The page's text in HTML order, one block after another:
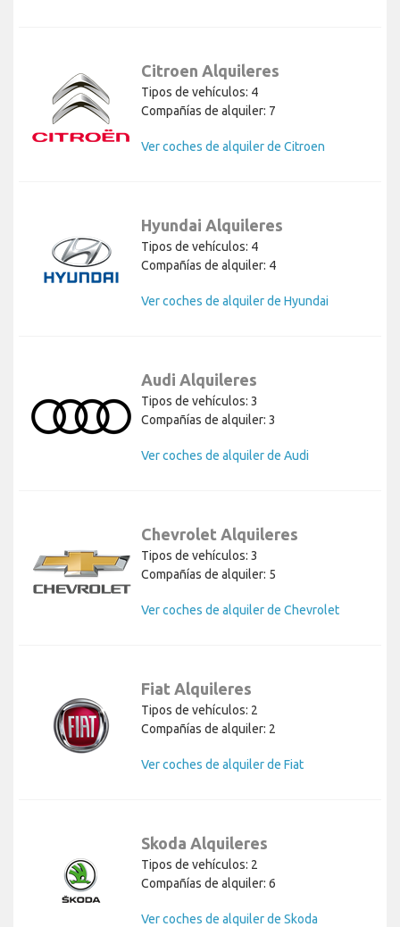
Citroen Alquileres
Tipos de vehículos: 4
Compañías de alquiler: 7
Ver coches de alquiler de Citroen
Hyundai Alquileres
Tipos de vehículos: 4
Compañías de alquiler: 4
Ver coches de alquiler de Hyundai
Audi Alquileres
Tipos de vehículos: 3
Compañías de alquiler: 3
Ver coches de alquiler de Audi
Chevrolet Alquileres
Tipos de vehículos: 3
Compañías de alquiler: 5
Ver coches de alquiler de Chevrolet
Fiat Alquileres
Tipos de vehículos: 2
Compañías de alquiler: 2
Ver coches de alquiler de Fiat
Skoda Alquileres
Tipos de vehículos: 2
Compañías de alquiler: 6
Ver coches de alquiler de Skoda